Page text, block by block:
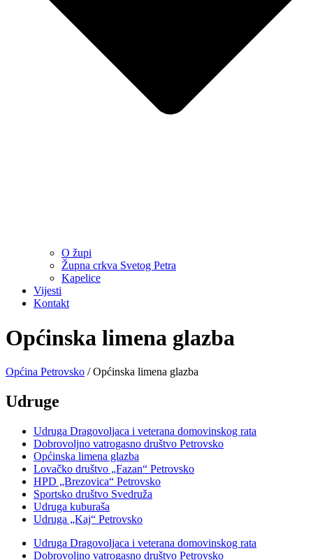
O župi
Župna crkva Svetog Petra
Kapelice
Vijesti
Kontakt
Općinska limena glazba
Općina Petrovsko /Općinska limena glazba
Udruge
Udruga Dragovoljaca i veterana domovinskog rata
Dobrovoljno vatrogasno društvo Petrovsko
Općinska limena glazba
Lovačko društvo „Fazan“ Petrovsko
HPD „Brezovica“ Petrovsko
Sportsko društvo Svedruža
Udruga kuburaša
Udruga „Kaj“ Petrovsko
Udruga Dragovoljaca i veterana domovinskog rata
Dobrovoljno vatrogasno društvo Petrovsko